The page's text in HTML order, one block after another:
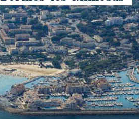
Briefings
FLASH INFO